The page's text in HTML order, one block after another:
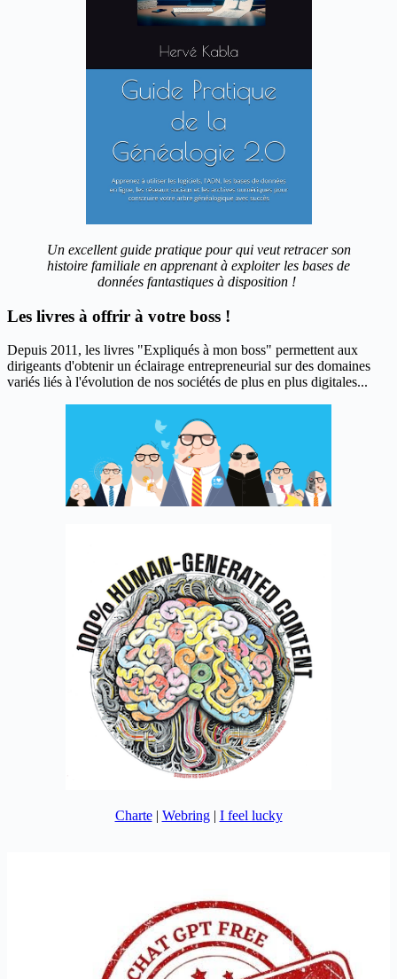
Un excellent guide pratique pour qui veut retracer son
histoire familiale en apprenant à exploiter les bases de
données fantastiques à disposition !
Les livres à offrir à votre boss !
Depuis 2011, les livres "Expliqués à mon boss" permettent aux
dirigeants d'obtenir un éclairage entrepreneurial sur des domaines
variés liés à l'évolution de nos sociétés de plus en plus digitales...
Charte| Webring| I feel lucky